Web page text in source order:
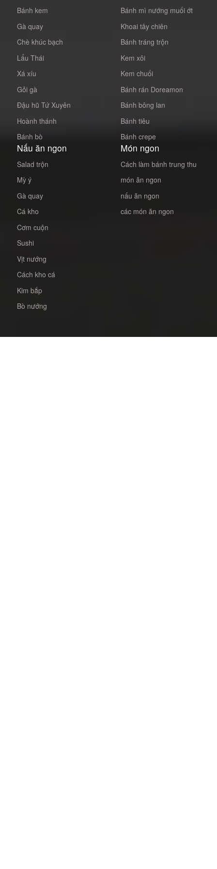
Bánh kem
Gà quay
Chè khúc bạch
Lẩu Thái
Xá xíu
Gỏi gà
Đậu hũ Tứ Xuyên
Hoành thánh
Bánh bò
Bánh mì nướng muối ớt
Khoai tây chiên
Bánh tráng trộn
Kem xôi
Kem chuối
Bánh rán Doreamon
Bánh bông lan
Bánh tiêu
Bánh crepe
Nấu ăn ngon
Salad trộn
Mỳ ý
Gà quay
Cá kho
Cơm cuộn
Sushi
Vịt nướng
Cách kho cá
Kim bắp
Bò nướng
Món ngon
Cách làm bánh trung thu
món ăn ngon
nấu ăn ngon
các món ăn ngon